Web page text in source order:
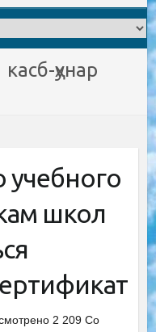
ҳунар
школ
2 209 Со